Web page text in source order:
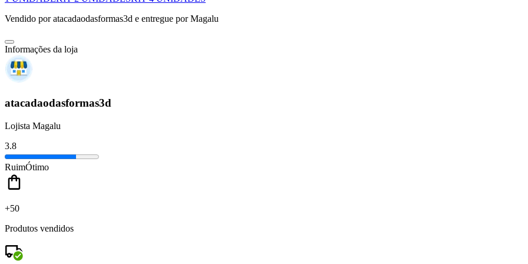
Vendido poratacadaodasformas3d e entregue por Magalu
Informações da loja
atacadaodasformas3d
Lojista Magalu
3.8
RuimÓtimo
+50
Produtos vendidos